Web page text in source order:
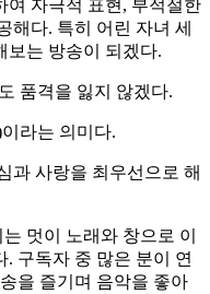
여 자극적 표현, 부적절한
해다. 특히 어린 자녀 세
보는 방송이 되겠다.
품격을 잃지 않겠다.
라는 의미다.
과 사랑을 최우선으로 해
멋이 노래와 창으로 이
구독자 중 많은 분이 연
을 즐기며 음악을 좋아